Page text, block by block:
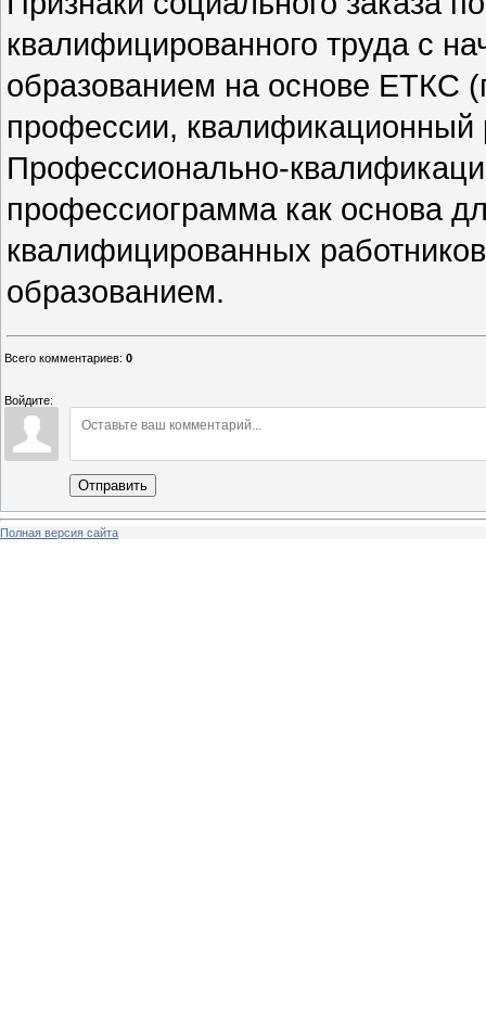
квалифицированного труда с
образованием на основе ЕТКС
профессии, квалификационный
Профессионально-
профессиограмма как основа
квалифицированных
образованием.
Всего комментариев: 0
Войдите:
Отправить
Полная версия сайта